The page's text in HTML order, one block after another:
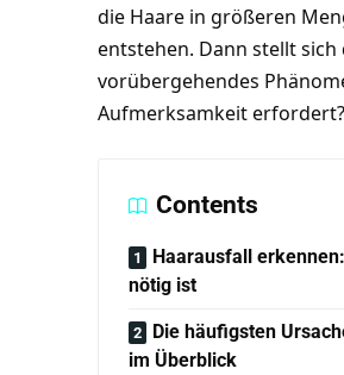
die Haare in größeren
entstehen. Dann stellt sich
vorübergehendes
Aufmerksamkeit erfordert?
Contents
Haarausfall
nötig ist
Die häufigsten
im Überblick